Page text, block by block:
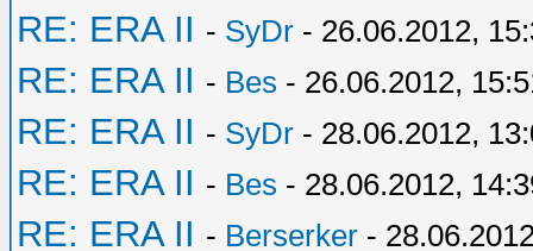
RE: ERA II - SyDr - 26.06.2012,
RE: ERA II - Bes - 26.06.2012,
RE: ERA II - SyDr - 28.06.2012,
RE: ERA II - Bes - 28.06.2012,
RE: ERA II - Berserker -